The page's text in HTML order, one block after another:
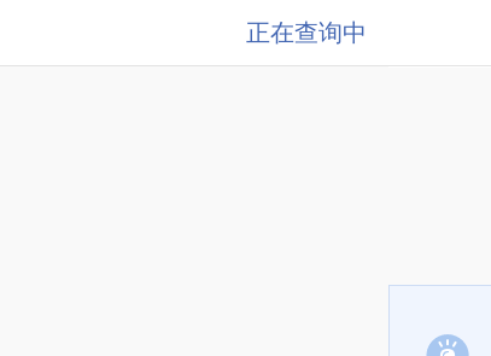
正在查询中